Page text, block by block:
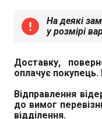
error
На деякі
у розмірі
Доставку,
оплачує
Відправлення
до вимог
відділення.